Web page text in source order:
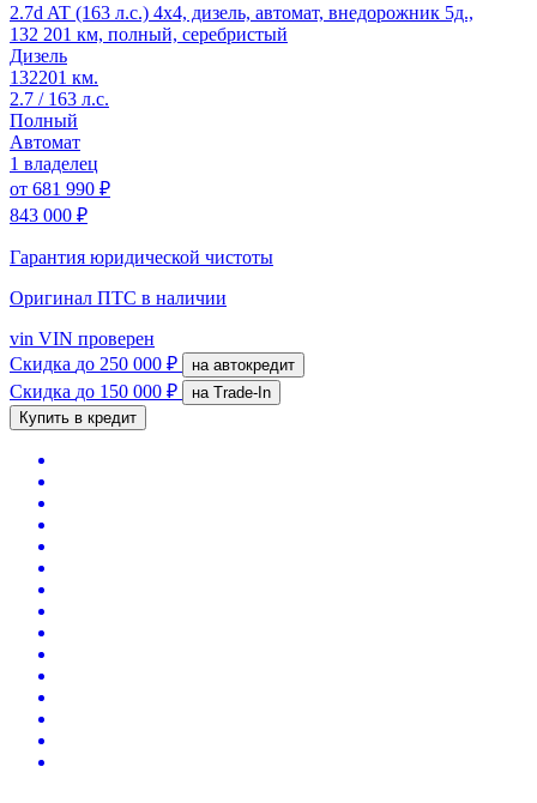
2.7d AT (163 л.с.) 4x4, дизель, автомат, внедорожник 5д.,
132 201 км, полный, серебристый
Дизель
132201 км.
2.7 / 163 л.с.
Полный
Автомат
1 владелец
от 681 990 ₽
843 000 ₽
Гарантия юридической чистоты
Оригинал ПТС в наличии
vin VIN проверен
Скидка до 250 000 ₽ на автокредит
Скидка до 150 000 ₽
на Trade-In
Купить в кредит